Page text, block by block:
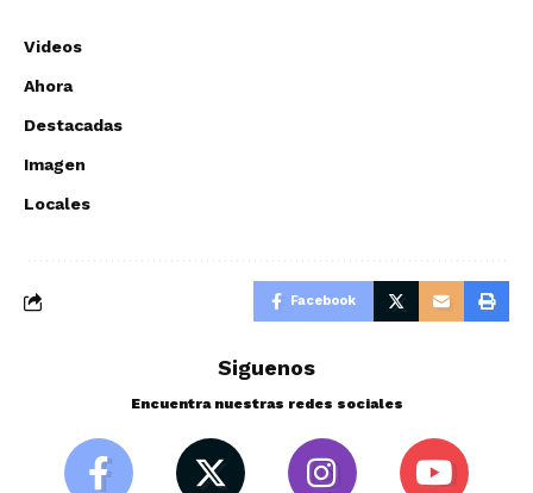
Videos
Ahora
Destacadas
Imagen
Locales
Facebook
Siguenos
Encuentra nuestras redes sociales